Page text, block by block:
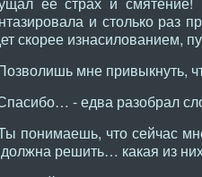
и столько раз
скорее изнасилованием,
мне привыкнуть,
- едва разобрал
понимаешь, что сейчас
решить… какая из